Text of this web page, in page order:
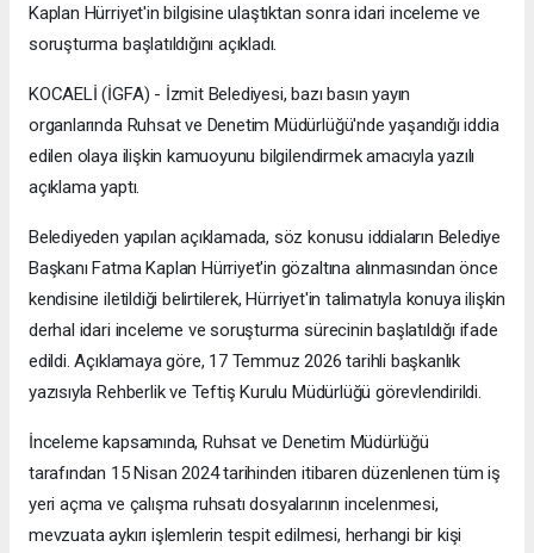
Kaplan Hürriyet'in bilgisine ulaştıktan sonra idari inceleme ve
soruşturma başlatıldığını açıkladı.
KOCAELİ (İGFA) - İzmit Belediyesi, bazı basın yayın
organlarında Ruhsat ve Denetim Müdürlüğü'nde yaşandığı iddia
edilen olaya ilişkin kamuoyunu bilgilendirmek amacıyla yazılı
açıklama yaptı.
Belediyeden yapılan açıklamada, söz konusu iddiaların Belediye
Başkanı Fatma Kaplan Hürriyet'in gözaltına alınmasından önce
kendisine iletildiği belirtilerek, Hürriyet'in talimatıyla konuya ilişkin
derhal idari inceleme ve soruşturma sürecinin başlatıldığı ifade
edildi. Açıklamaya göre, 17 Temmuz 2026 tarihli başkanlık
yazısıyla Rehberlik ve Teftiş Kurulu Müdürlüğü görevlendirildi.
İnceleme kapsamında, Ruhsat ve Denetim Müdürlüğü
tarafından 15 Nisan 2024 tarihinden itibaren düzenlenen tüm iş
yeri açma ve çalışma ruhsatı dosyalarının incelenmesi,
mevzuata aykırı işlemlerin tespit edilmesi, herhangi bir kişi